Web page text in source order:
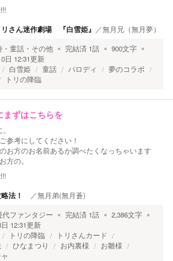
さん迷作劇場 『白雪姫』 ／無月兄（無月夢）
・童話・その他 完結済 1話 900文字
日 12:31更新
白雪姫 童話 パロディ
夢のコラボ
トリの降臨
まずはこちらを
参考にしてください！
お方のお名前あるか調べたくなっちゃいます
方の。
略法！ ／無月弟(無月蒼)
代ファンタジー 完結済 1話 2,386文字
12:31更新
トリの降臨
トリさんカード
ひなまつり お内裏様
お雛様